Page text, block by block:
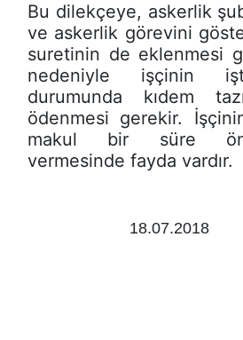
Bu dilekçeye, askerlik
ve askerlik görevini
suretinin de eklenmesi
nedeniyle işçinin
durumunda kıdem
ödenmesi gerekir.
makul bir süre
vermesinde fayda vardır.
18.07.2018